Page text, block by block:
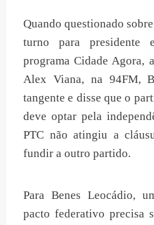
Quando questionado
turno para presidente
programa Cidade Agora,
Alex Viana, na 94FM,
tangente e disse que o
deve optar pela
PTC não atingiu a
fundir a outro partido.
Para Benes Leocádio,
pacto federativo precisa